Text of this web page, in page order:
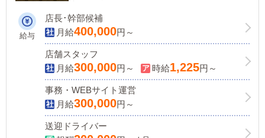
給与
店長･幹部候補
月給400,000円～
店舗スタッフ
月給300,000円～ 時給1,225円～
事務・WEBサイト運営
月給300,000円～
送迎ドライバー